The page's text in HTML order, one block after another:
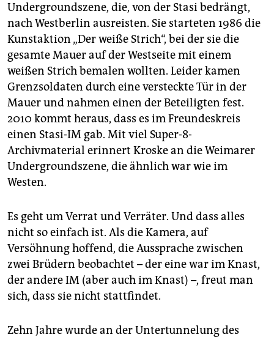
Undergroundszene, die, von der Stasi bedrängt,
nach Westberlin ausreisten. Sie starteten 1986 die
Kunstaktion „Der weiße Strich“, bei der sie die
gesamte Mauer auf der Westseite mit einem
weißen Strich bemalen wollten. Leider kamen
Grenzsoldaten durch eine versteckte Tür in der
Mauer und nahmen einen der Beteiligten fest.
2010 kommt heraus, dass es im Freundeskreis
einen Stasi-IM gab. Mit viel Super-8-
Archivmaterial erinnert Kroske an die Weimarer
Undergroundszene, die ähnlich war wie im
Westen.
Es geht um Verrat und Verräter. Und dass alles
nicht so einfach ist. Als die Kamera, auf
Versöhnung hoffend, die Aussprache zwischen
zwei Brüdern beobachtet – der eine war im Knast,
der andere IM (aber auch im Knast) –, freut man
sich, dass sie nicht stattfindet.
Zehn Jahre wurde an der Untertunnelung des